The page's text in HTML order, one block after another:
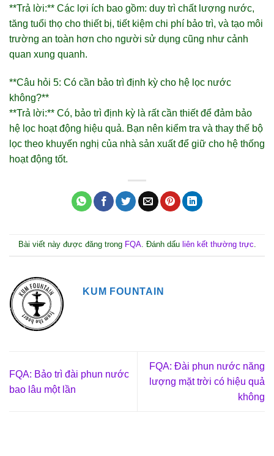
**Trả lời:** Các lợi ích bao gồm: duy trì chất lượng nước,
tăng tuổi thọ cho thiết bị, tiết kiệm chi phí bảo trì, và tạo môi
trường an toàn hơn cho người sử dụng cũng như cảnh
quan xung quanh.
**Câu hỏi 5: Có cần bảo trì định kỳ cho hệ lọc nước
không?**
**Trả lời:** Có, bảo trì định kỳ là rất cần thiết để đảm bảo
hệ lọc hoạt động hiệu quả. Bạn nên kiểm tra và thay thế bộ
lọc theo khuyến nghị của nhà sản xuất để giữ cho hệ thống
hoạt động tốt.
Bài viết này được đăng trong FQA. Đánh dấu liên kết thường trực.
KUM FOUNTAIN
FQA: Bảo trì đài phun nước
bao lâu một lần
FQA: Đài phun nước năng
lượng mặt trời có hiệu quả
không